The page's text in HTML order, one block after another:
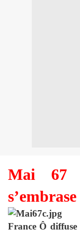
Mai 67
s’embrase
France Ô diffuse